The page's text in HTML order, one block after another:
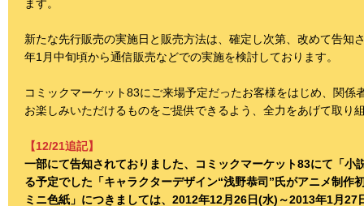
ます。
新たな先行販売の実施日と販売方法は、確定し次第、改めて告知
年1月中旬頃から通信販売などでの実施を検討しております。
コミックマーケット83にご来場予定だったお客様をはじめ、関
お楽しみいただけるものをご提供できるよう、全力をあげて取
【12/21追記】
一部にて告知されておりました、コミックマーケット83にて「
る予定でした「キャラクターデザイン“浅野恭司”氏がアニメ制
ミニ色紙」につきましては、2012年12月26日(水)～2013年1月